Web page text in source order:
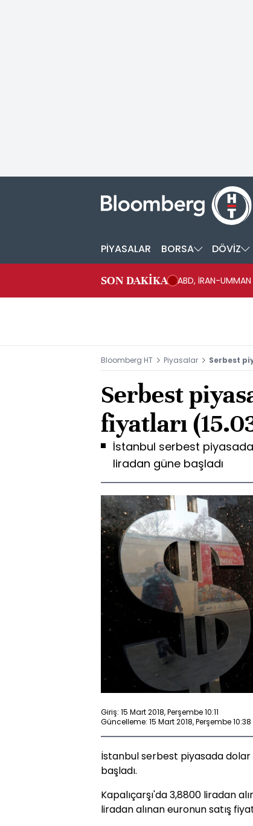
PİYASALAR BORSA DÖVİZ
SON DAKİKA ABD, İRAN-UMMAN
Bloomberg HT Piyasalar Serbest
Serbest
fiyatları
İstanbul serbest
liradan güne başladı
Giriş: 15 Mart 2018, Perşembe 10:11
Güncelleme: 15 Mart 2018, Perşembe 10:38
İstanbul serbest piyasada
başladı.
Kapalıçarşı'da 3,8800 liradan
liradan alınan euronun satış